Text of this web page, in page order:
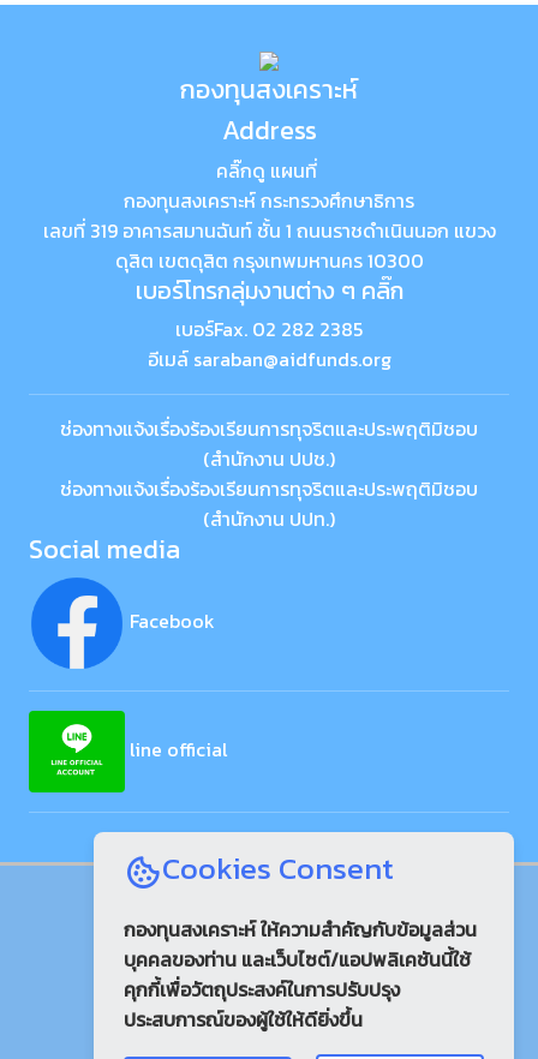
Cookies Consent
กองทุนสงเคราะห์ ให้ความสำคัญกับข้อมูลส่วน
บุคคลของท่าน และเว็บไซต์/แอปพลิเคชันนี้ใช้
คุกกี้เพื่อวัตถุประสงค์ในการปรับปรุง
ประสบการณ์ของผู้ใช้ให้ดียิ่งขึ้น
กองทุนสงเคราะห์
Address
คลิ๊กดู แผนที่
กองทุนสงเคราะห์ กระทรวงศึกษาธิการ
เลขที่ 319 อาคารสมานฉันท์ ชั้น 1 ถนนราชดำเนินนอก แขวง
ดุสิต เขตดุสิต กรุงเทพมหานคร 10300
เบอร์โทรกลุ่มงานต่าง ๆ คลิ๊ก
เบอร์Fax. 02 282 2385
อีเมล์ saraban@aidfunds.org
ช่องทางแจ้งเรื่องร้องเรียนการทุจริตและประพฤติมิชอบ
(สำนักงาน ปปช.)
ช่องทางแจ้งเรื่องร้องเรียนการทุจริตและประพฤติมิชอบ
(สำนักงาน ปปท.)
Social media
Facebook
line official
จำนวนผู้เข้าใช้วันนี้925คน
จำนวนผู้เข้าใช้เดือนนี้17,105คน